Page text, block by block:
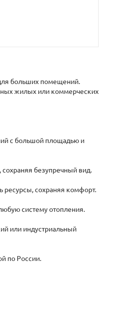
больших помещений.
жилых или коммерческих
с большой площадью и
сохраняя безупречный вид.
ресурсы, сохраняя комфорт.
систему отопления.
или индустриальный
по России.